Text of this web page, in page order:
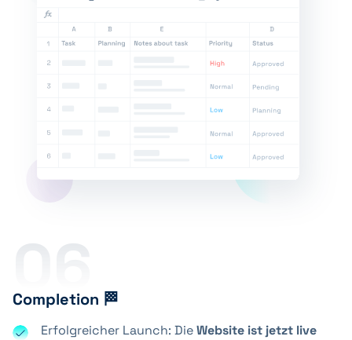
06
Completion 🏁
Erfolgreicher Launch: DieWebsite ist jetzt live